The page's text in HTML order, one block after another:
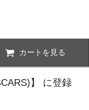
カートを見る
】 に登録